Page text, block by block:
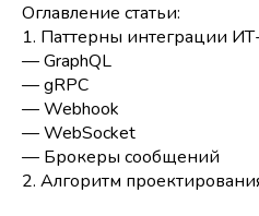
Оглавление статьи:
1. Паттерны интеграции
— GraphQL
— gRPC
— Webhook
— WebSocket
— Брокеры сообщений
2. Алгоритм